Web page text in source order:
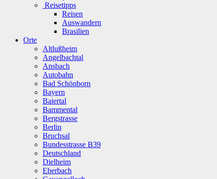
Reisetipps
Reisen
Auswandern
Brasilien
Orte
Altlußheim
Angelbachtal
Ansbach
Autobahn
Bad Schönborn
Bayern
Baiertal
Bammental
Bergstrasse
Berlin
Bruchsal
Bundesstrasse B39
Deutschland
Dielheim
Eberbach